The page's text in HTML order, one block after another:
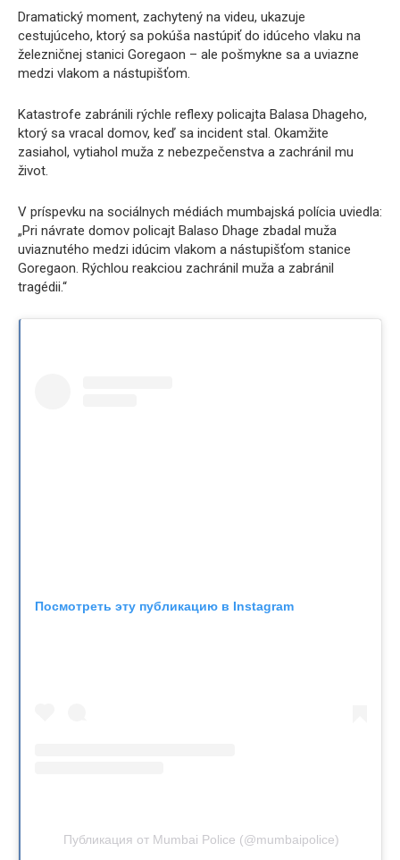
Dramatický moment, zachytený na videu, ukazuje
cestujúceho, ktorý sa pokúša nastúpiť do idúceho vlaku na
železničnej stanici Goregaon – ale pošmykne sa a uviazne
medzi vlakom a nástupišťom.
Katastrofe zabránili rýchle reflexy policajta Balasa Dhageho,
ktorý sa vracal domov, keď sa incident stal. Okamžite
zasiahol, vytiahol muža z nebezpečenstva a zachránil mu
život.
V príspevku na sociálnych médiách mumbajská polícia uviedla:
„Pri návrate domov policajt Balaso Dhage zbadal muža
uviaznutého medzi idúcim vlakom a nástupišťom stanice
Goregaon. Rýchlou reakciou zachránil muža a zabránil
tragédii.“
Посмотреть эту публикацию в Instagram
Публикация от Mumbai Police (@mumbaipolice)